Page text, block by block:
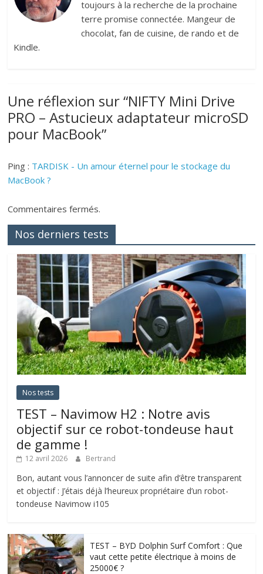
toujours à la recherche de la prochaine
terre promise connectée. Mangeur de
chocolat, fan de cuisine, de rando et de
Kindle.
Une réflexion sur “NIFTY Mini Drive
PRO – Astucieux adaptateur microSD
pour MacBook”
Ping : TARDISK - Un amour éternel pour le stockage du
MacBook ?
Commentaires fermés.
Nos derniers tests
Nos tests
TEST – Navimow H2 : Notre avis
objectif sur ce robot-tondeuse haut
de gamme !
12 avril 2026 Bertrand
Bon, autant vous l’annoncer de suite afin d’être transparent
et objectif : J’étais déjà l’heureux propriétaire d’un robot-
tondeuse Navimow i105
TEST – BYD Dolphin Surf Comfort : Que
vaut cette petite électrique à moins de
25000€ ?